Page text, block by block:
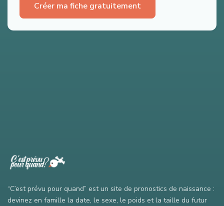
Créer ma fiche gratuitement
“C’est prévu pour quand” est un site de pronostics de naissance :
devinez en famille la date, le sexe, le poids et la taille du futur